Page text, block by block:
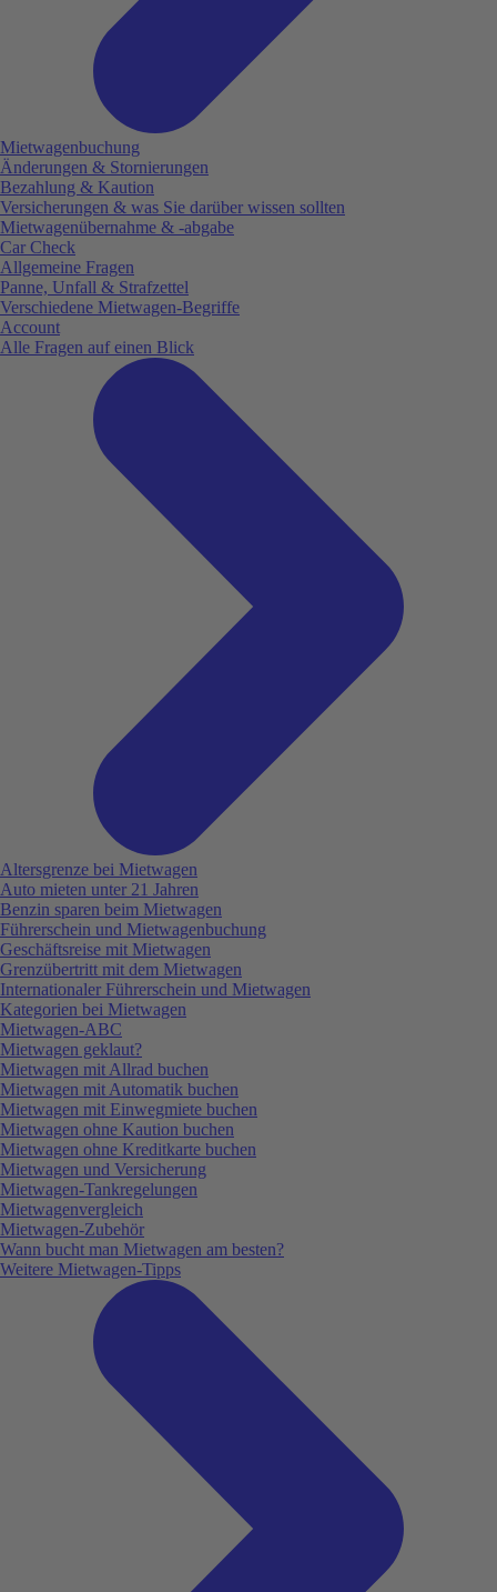
Mietwagenbuchung
Änderungen & Stornierungen
Bezahlung & Kaution
Versicherungen & was Sie darüber wissen sollten
Mietwagenübernahme & -abgabe
Car Check
Allgemeine Fragen
Panne, Unfall & Strafzettel
Verschiedene Mietwagen-Begriffe
Account
Alle Fragen auf einen Blick
Altersgrenze bei Mietwagen
Auto mieten unter 21 Jahren
Benzin sparen beim Mietwagen
Führerschein und Mietwagenbuchung
Geschäftsreise mit Mietwagen
Grenzübertritt mit dem Mietwagen
Internationaler Führerschein und Mietwagen
Kategorien bei Mietwagen
Mietwagen-ABC
Mietwagen geklaut?
Mietwagen mit Allrad buchen
Mietwagen mit Automatik buchen
Mietwagen mit Einwegmiete buchen
Mietwagen ohne Kaution buchen
Mietwagen ohne Kreditkarte buchen
Mietwagen und Versicherung
Mietwagen-Tankregelungen
Mietwagenvergleich
Mietwagen-Zubehör
Wann bucht man Mietwagen am besten?
Weitere Mietwagen-Tipps